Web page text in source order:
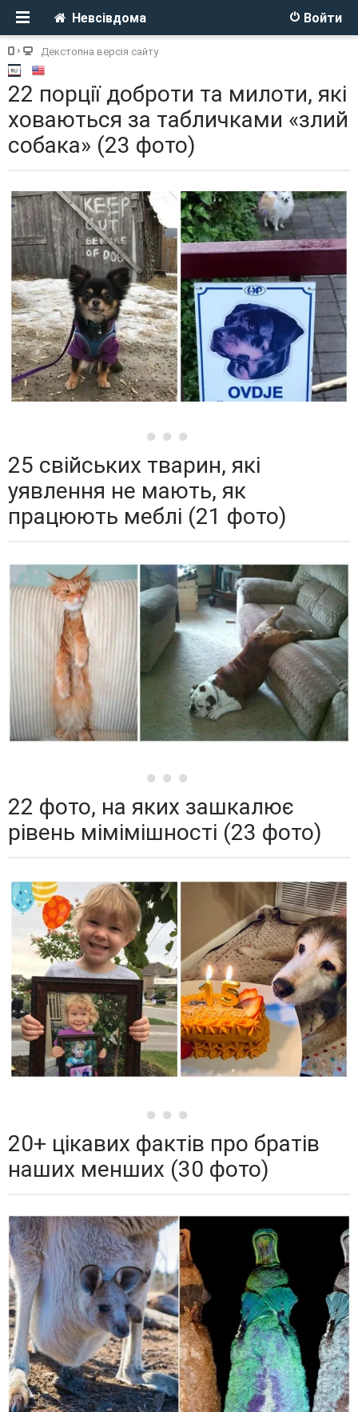
Войти
Невсівдома
Декстопна версія сайту
22 порції доброти та милоти, які
ховаються за табличками «злий
собака» (23 фото)
25 свійських тварин, які
уявлення не мають, як
працюють меблі (21 фото)
22 фото, на яких зашкалює
рівень мімімішності (23 фото)
20+ цікавих фактів про братів
наших менших (30 фото)